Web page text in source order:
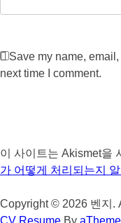
Save my name,
next time I comment.
이 사이트는 Akismet을
가 어떻게 처리되는지
Copyright © 2026 벤지.